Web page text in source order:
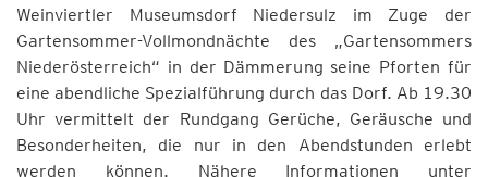
Weinviertler Museumsdorf Niedersulz im Zuge der
Gartensommer-Vollmondnächte des „Gartensommers
Niederösterreich“ in der Dämmerung seine Pforten für
eine abendliche Spezialführung durch das Dorf. Ab 19.30
Uhr vermittelt der Rundgang Gerüche, Geräusche und
Besonderheiten, die nur in den Abendstunden erlebt
werden können. Nähere Informationen unter